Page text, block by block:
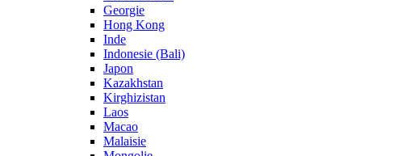
Georgie
Hong Kong
Inde
Indonesie (Bali)
Japon
Kazakhstan
Kirghizistan
Laos
Macao
Malaisie